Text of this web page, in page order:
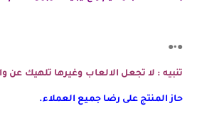
●•●
تنبيه : لا تجعل الالعاب وغيرها تلهيك عن
حاز المنتج على رضا جميع العملاء.